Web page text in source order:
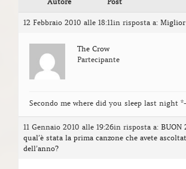
12 Febbraio 2010 alle 18:11in risposta a: Miglior
The Crow
Partecipante
Secondo me where did you sleep last night
11 Gennaio 2010 alle 19:26in risposta a: BUON
qual’è stata la prima canzone che avete
dell’anno?